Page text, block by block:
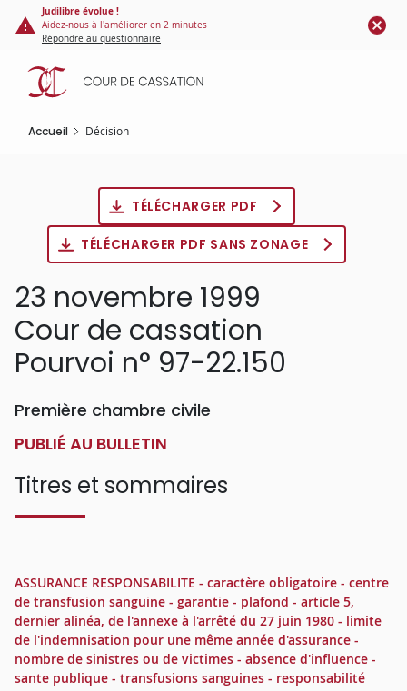
Panneau de gestion des cookies
contenu
principal
Judilibre évolue !
Aidez-nous à l'améliorer en 2 minutes
Répondre au questionnaire
Accueil Décision
TÉLÉCHARGER PDF
TÉLÉCHARGER PDF SANS ZONAGE
23 novembre 1999
Cour de cassation
Pourvoi n° 97-22.150
Première chambre civile
PUBLIÉ AU BULLETIN
Titres et sommaires
ASSURANCE RESPONSABILITE - caractère obligatoire - centre
de transfusion sanguine - garantie - plafond - article 5,
dernier alinéa, de l'annexe à l'arrêté du 27 juin 1980 - limite
de l'indemnisation pour une même année d'assurance -
nombre de sinistres ou de victimes - absence d'influence -
sante publique - transfusions sanguines - responsabilité